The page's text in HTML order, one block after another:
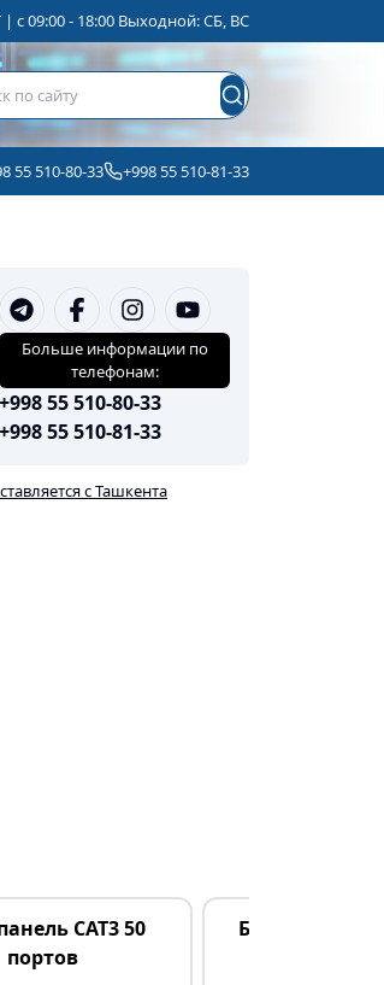
с 09:00 - 18:00 Выходной: СБ, ВС
55 510-80-33 +998 55 510-81-33
Больше информации по
телефонам:
+998 55 510-80-33
+998 55 510-81-33
с Ташкента
CAT3 50
портов
Блок розеток